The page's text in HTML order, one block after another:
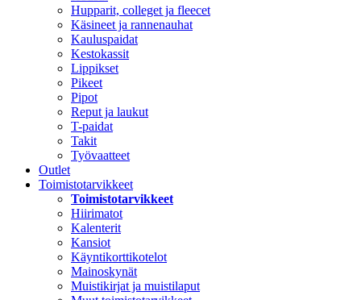
Hupparit, colleget ja fleecet
Käsineet ja rannenauhat
Kauluspaidat
Kestokassit
Lippikset
Pikeet
Pipot
Reput ja laukut
T-paidat
Takit
Työvaatteet
Outlet
Toimistotarvikkeet
Toimistotarvikkeet
Hiirimatot
Kalenterit
Kansiot
Käyntikorttikotelot
Mainoskynät
Muistikirjat ja muistilaput